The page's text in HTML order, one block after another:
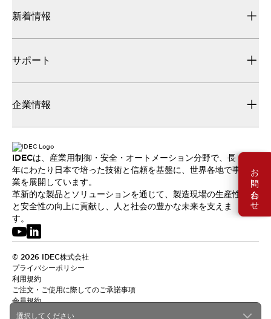
お問い合わせ
選択してください
新着情報
サポート
企業情報
IDECは、産業用制御・安全・オートメーション分野で、長
年にわたり日本で培った技術と信頼を基盤に、世界各地で事
業を展開しています。
革新的な製品とソリューションを通じて、製造現場の生産性
と安全性の向上に貢献し、人と社会の豊かな未来を支えま
す。
© 2026 IDEC株式会社
プライバシーポリシー
利用規約
ご注文・ご使用に際してのご承諾事項
会員規約